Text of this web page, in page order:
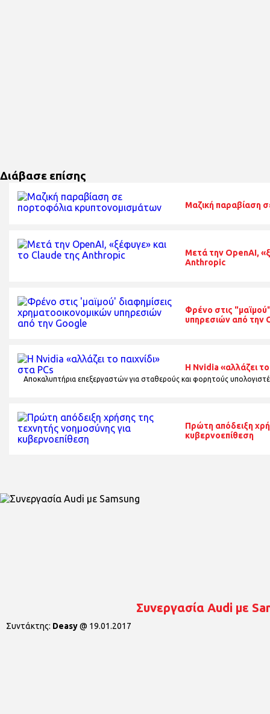
Διάβασε επίσης
Μαζική παραβίαση
Μετά την OpenAI,
Anthropic
Φρένο στις
υπηρεσιών από την
Η Nvidia «αλλάζει το
Αποκαλυπτήρια επεξεργαστών για σταθερούς και φορητούς
Πρώτη απόδειξη
κυβερνοεπίθεση
Συνεργασία Audi με
Συντάκτης: Deasy@ 19.01.2017